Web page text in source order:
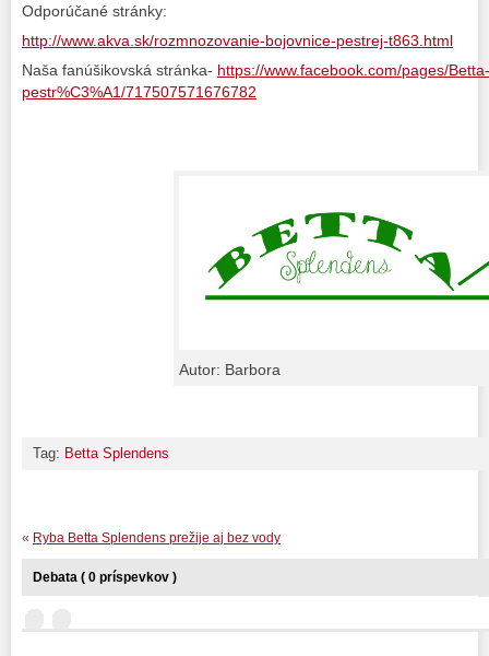
Odporúčané stránky:
http://www.akva.sk/rozmnozovanie-bojovnice-pestrej-t863.html
Naša fanúšikovská stránka- https://www.facebook.com/pages/
pestr%C3%A1/717507571676782
Autor: Barbora
Tag: Betta Splendens
« Ryba Betta Splendens prežije aj bez vody
Debata ( 0 príspevkov )